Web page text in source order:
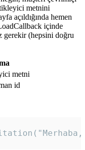
metnini
açıldığında hemen
içinde
gerekir (hepsini doğru
metni
id